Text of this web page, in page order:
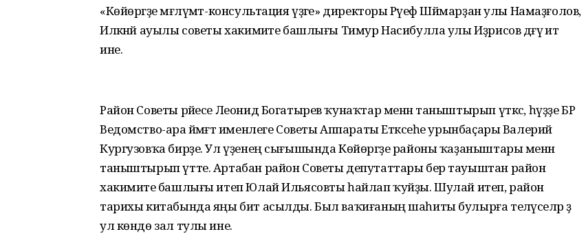
«Көйөргәҙе мәғлүмәт-консультация үҙәге» директоры Рәүеф Шәймарҙан улы Намаҙғолов,
Илкәнәй ауылы советы хакимиәте башлығы Тимур Насибулла улы Иҙрисов дәғүә итә
ине.
Район Советы рәйесе Леонид Богатырев ҡунаҡтар менән таныштырып үткәс, һүҙҙе БР
Ведомство-ара йәмәғәт именлеге Советы Аппараты Етәксеһе урынбаҫары Валерий
Кургузовҡа бирҙе. Ул үҙенең сығышында Көйөргәҙе районы ҡаҙаныштары менән
таныштырып үтте. Артабан район Советы депутаттары бер тауыштан район
хакимиәте башлығы итеп Юлай Ильясовты һайлап ҡуйҙы. Шулай итеп, район
тарихы китабында яңы бит асылды. Был ваҡиғаның шаһиты булырға теләүселәр ҙә
ул көндө зал тулы ине.